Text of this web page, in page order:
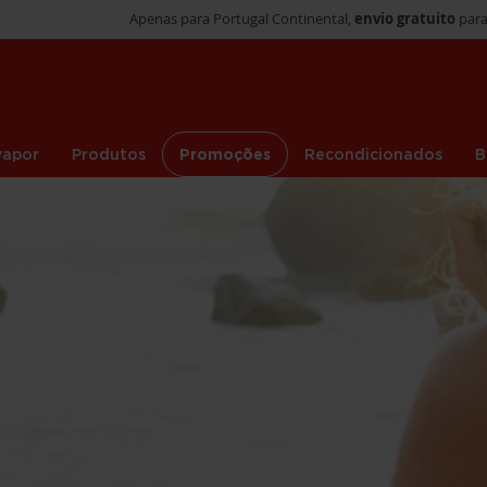
Apenas para Portugal Continental, envio gratuito
Produtos Promoções Recondicionados